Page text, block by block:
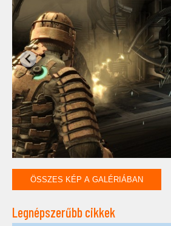
ÖSSZES KÉP A GALÉRIÁBAN
Legnépszerűbb cikkek